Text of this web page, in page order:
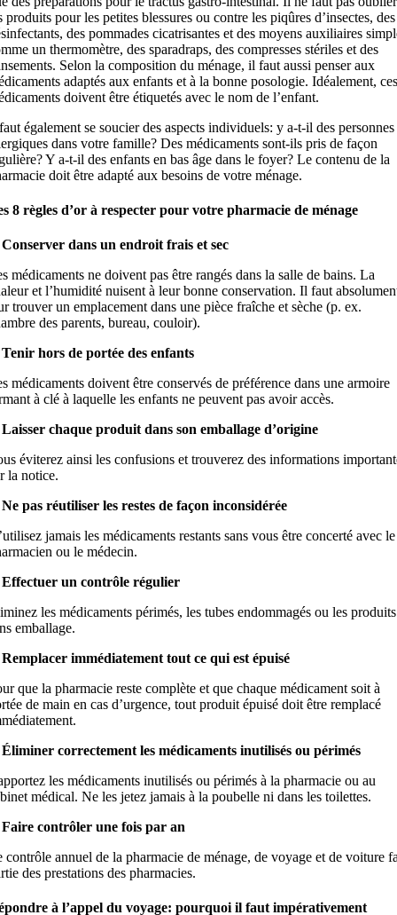
produits pour les petites blessures ou contre les piqûres d’insectes, des
des pommades cicatrisantes et des moyens auxiliaires
un thermomètre, des sparadraps, des compresses stériles et des
Selon la composition du ménage, il faut aussi penser aux
adaptés aux enfants et à la bonne posologie. Idéalement, ces
doivent être étiquetés avec le nom de l’enfant.
également se soucier des aspects individuels: y a-t-il des personnes
dans votre famille? Des médicaments sont-ils pris de façon
Y a-t-il des enfants en bas âge dans le foyer? Le contenu de la
doit être adapté aux besoins de votre ménage.
8 règles d’or à respecter pour votre pharmacie de ménage
dans un endroit frais et sec
médicaments ne doivent pas être rangés dans la salle de bains. La
et l’humidité nuisent à leur bonne conservation. Il faut
trouver un emplacement dans une pièce fraîche et sèche (p. ex.
des parents, bureau, couloir).
hors de portée des enfants
médicaments doivent être conservés de préférence dans une armoire
à clé à laquelle les enfants ne peuvent pas avoir accès.
chaque produit dans son emballage d’origine
éviterez ainsi les confusions et trouverez des informations
la notice.
pas réutiliser les restes de façon inconsidérée
jamais les médicaments restants sans vous être concerté avec le
ou le médecin.
Effectuer un contrôle régulier
les médicaments périmés, les tubes endommagés ou les produits
emballage.
immédiatement tout ce qui est épuisé
que la pharmacie reste complète et que chaque médicament soit à
de main en cas d’urgence, tout produit épuisé doit être remplacé
correctement les médicaments inutilisés ou périmés
les médicaments inutilisés ou périmés à la pharmacie ou au
médical. Ne les jetez jamais à la poubelle ni dans les toilettes.
Faire contrôler une fois par an
contrôle annuel de la pharmacie de ménage, de voyage et de voiture
des prestations des pharmacies.
à l’appel du voyage: pourquoi il faut impérativement